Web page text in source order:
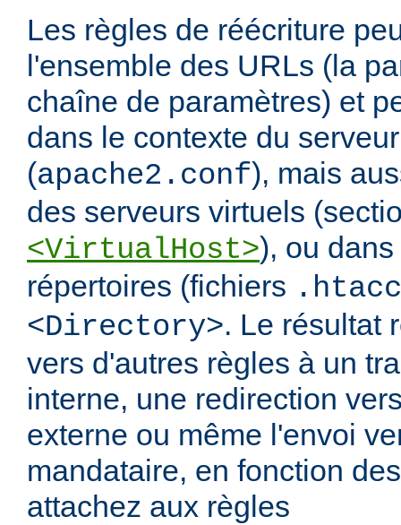
Les règles de réécriture
l'ensemble des URLs (la
chaîne de paramètres) et
dans le contexte du
(apache2.conf), mais
des serveurs virtuels
<VirtualHost>), ou
répertoires (fichiers
<Directory>. Le résultat
vers d'autres règles à un
interne, une redirection
externe ou même l'envoi
mandataire, en fonction
attachez aux règles